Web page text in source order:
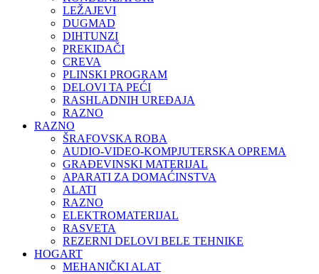
LEŽAJEVI
DUGMAD
DIHTUNZI
PREKIDAČI
CREVA
PLINSKI PROGRAM
DELOVI TA PEĆI
RASHLADNIH UREĐAJA
RAZNO
RAZNO
ŠRAFOVSKA ROBA
AUDIO-VIDEO-KOMPJUTERSKA OPREMA
GRAĐEVINSKI MATERIJAL
APARATI ZA DOMAĆINSTVA
ALATI
RAZNO
ELEKTROMATERIJAL
RASVETA
REZERNI DELOVI BELE TEHNIKE
HOGART
MEHANIČKI ALAT